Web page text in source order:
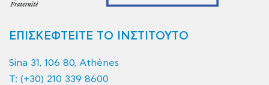
ΕΠΙΣΚΕΦΤΕΙΤΕ ΤΟ ΙΝΣΤΙΤΟΥΤΟ
Sina 31, 106 80, Athènes
T: (+30) 210 339 8600